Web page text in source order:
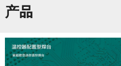
产品